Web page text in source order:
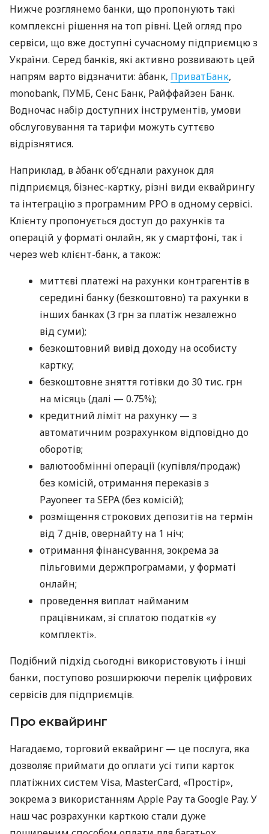
Нижче розглянемо банки, що пропонують такі
комплексні рішення на топ рівні. Цей огляд про
сервіси, що вже доступні сучасному підприємцю з
України. Серед банків, які активно розвивають цей
напрям варто відзначити: àбанк, ПриватБанк,
monobank, ПУМБ, Сенс Банк, Райффайзен Банк.
Водночас набір доступних інструментів, умови
обслуговування та тарифи можуть суттєво
відрізнятися.
Наприклад, в àбанк об’єднали рахунок для
підприємця, бізнес-картку, різні види еквайрингу
та інтеграцію з програмним РРО в одному сервісі.
Клієнту пропонується доступ до рахунків та
операцій у форматі онлайн, як у смартфоні, так і
через web клієнт-банк, а також:
миттєві платежі на рахунки контрагентів в
середині банку (безкоштовно) та рахунки в
інших банках (3 грн за платіж незалежно
від суми);
безкоштовний вивід доходу на особисту
картку;
безкоштовне зняття готівки до 30 тис. грн
на місяць (далі — 0.75%);
кредитний ліміт на рахунку — з
автоматичним розрахунком відповідно до
оборотів;
валютообмінні операції (купівля/продаж)
без комісій, отримання переказів з
Payoneer та SEPA (без комісій);
розміщення строкових депозитів на термін
від 7 днів, овернайту на 1 ніч;
отримання фінансування, зокрема за
пільговими держпрограмами, у форматі
онлайн;
проведення виплат найманим
працівникам, зі сплатою податків «у
комплекті».
Подібний підхід сьогодні використовують і інші
банки, поступово розширюючи перелік цифрових
сервісів для підприємців.
Про еквайринг
Нагадаємо, торговий еквайринг — це послуга, яка
дозволяє приймати до оплати усі типи карток
платіжних систем Visa, MasterCard, «Простір»,
зокрема з використанням Apple Pay та Google Pay. У
наш час розрахунки карткою стали дуже